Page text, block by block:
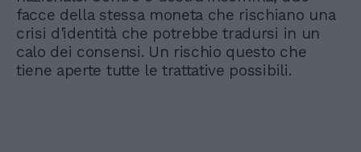
facce della stessa moneta che rischiano una
crisi d'identità che potrebbe tradursi in un
calo dei consensi. Un rischio questo che
tiene aperte tutte le trattative possibili.